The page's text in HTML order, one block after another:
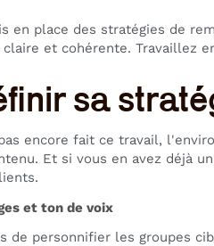
en place des stratégies de
et cohérente. Travaillez
sa
encore fait ce travail,
Et si vous en avez déjà
et ton de voix
de personnifier les groupes